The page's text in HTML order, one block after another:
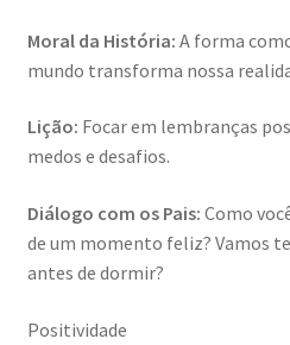
Moral da História: A forma
mundo transforma nossa
Lição: Focar em lembranças
medos e desafios.
Diálogo com os Pais: Como
de um momento feliz? Vamos
antes de dormir?
Positividade